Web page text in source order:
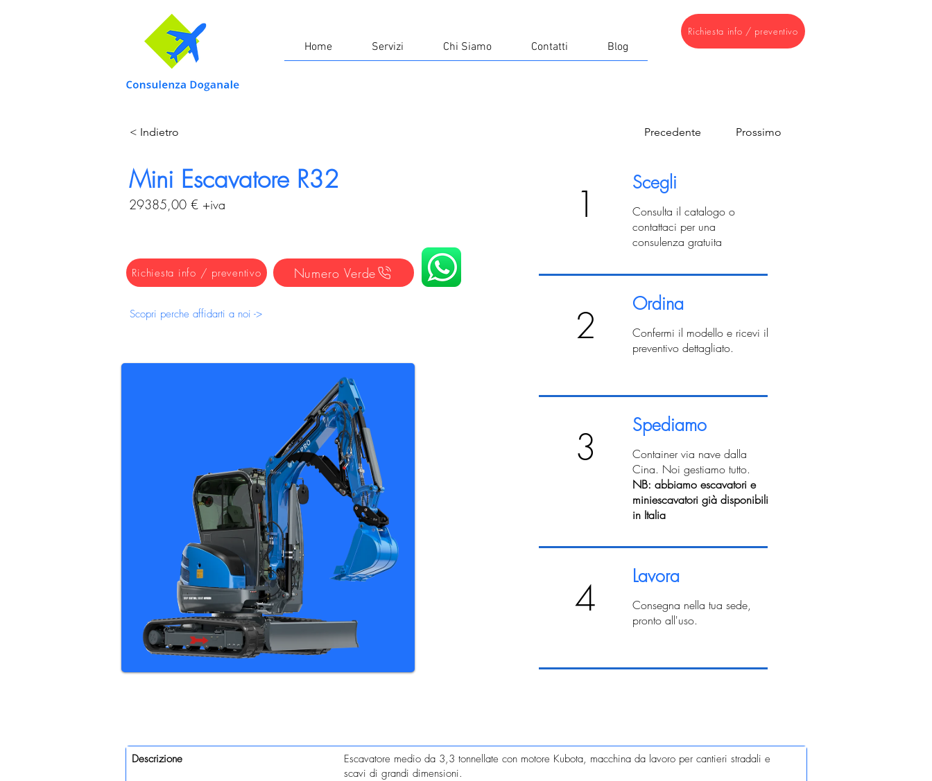
Home Servizi Chi Siamo Contatti Blog
Richiesta info / preventivo
< Indietro
Mini Escavatore R32
29385,00 € +iva
Richiesta info / preventivo Numero Verde
Scopri perche affidarti a noi ->
Precedente Prossimo
1 Scegli
Consulta il catalogo o
contattaci per una
consulenza gratuita
2 Ordina
Confermi il modello e ricevi il
preventivo dettagliato.
3 Spediamo
Container via nave dalla
Cina. Noi gestiamo tutto.
NB: abbiamo escavatori e
miniescavatori già disponibili
in Italia
4 Lavora
Consegna nella tua sede,
pronto all'uso.
Descrizione
Escavatore medio da 3,3 tonnellate con motore Kubota, macchina da lavoro per cantieri stradali e
scavi di grandi dimensioni.